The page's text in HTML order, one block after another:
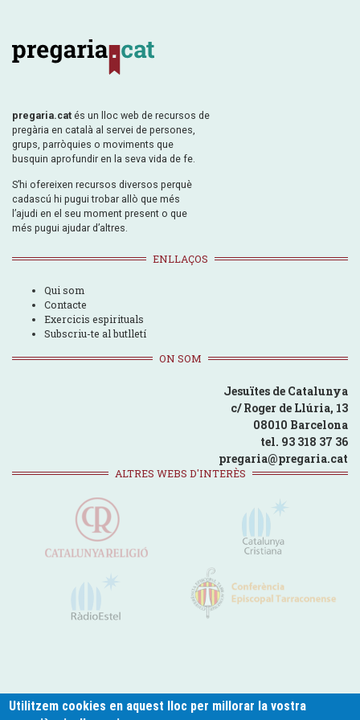
pregaria.cat és un lloc web de recursos de
pregària en català al servei de persones,
grups, parròquies o moviments que
busquin aprofundir en la seva vida de fe.
S’hi ofereixen recursos diversos perquè
cadascú hi pugui trobar allò que més
l’ajudi en el seu moment present o que
més pugui ajudar d’altres.
ENLLAÇOS
Qui som
Contacte
Exercicis espirituals
Subscriu-te al butlletí
ON SOM
Jesuïtes de Catalunya
c/ Roger de Llúria, 13
08010 Barcelona
tel. 93 318 37 36
pregaria@pregaria.cat
ALTRES WEBS D'INTERÈS
Utilitzem cookies en aquest lloc per millorar la vostra